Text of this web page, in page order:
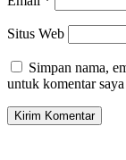
Situs Web
Simpan nama,
untuk komentar